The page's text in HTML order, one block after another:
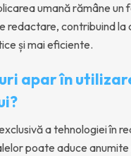
umană rămâne un
redactare, contribuind
și mai eficiente.
apar în
a tehnologiei în
poate aduce anumite